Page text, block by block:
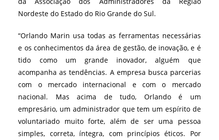
Nordeste do Estado do Rio Grande do Sul.
“Orlando Marin usa todas as ferramentas necessárias
e os conhecimentos da área de gestão, de inovação, e é
tido como um grande inovador, alguém que
acompanha as tendências. A empresa busca parcerias
com o mercado internacional e com o mercado
nacional. Mas acima de tudo, Orlando é um
empresário, um administrador que tem um espírito de
voluntariado muito forte, além de ser uma pessoa
simples, correta, íntegra, com princípios éticos. Por